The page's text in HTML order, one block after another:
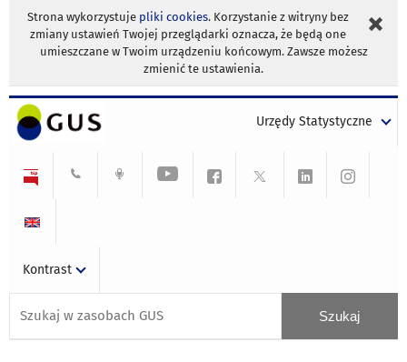
Strona wykorzystuje pliki cookies. Korzystanie z witryny bez
zmiany ustawień Twojej przeglądarki oznacza, że będą one
umieszczane w Twoim urządzeniu końcowym. Zawsze możesz
zmienić te ustawienia.
Urzędy Statystyczne
Kontrast